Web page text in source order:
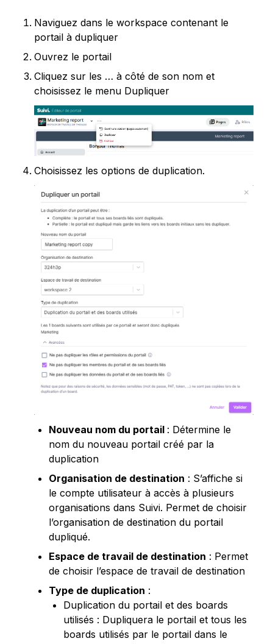
Naviguez dans le workspace contenant le
portail à dupliquer
Ouvrez le portail
Cliquez sur les … à côté de son nom et
choisissez le menu Dupliquer
Choisissez les options de duplication.
Nouveau nom du portail : Détermine le
nom du nouveau portail créé par la
duplication
Organisation de destination : S’affiche si
le compte utilisateur à accès à plusieurs
organisations dans Suivi. Permet de choisir
l’organisation de destination du portail
dupliqué.
Espace de travail de destination : Permet
de choisir l’espace de travail de destination
Type de duplication :
Duplication du portail et des boards
utilisés : Dupliquera le portail et tous les
boards utilisés par le portail dans le